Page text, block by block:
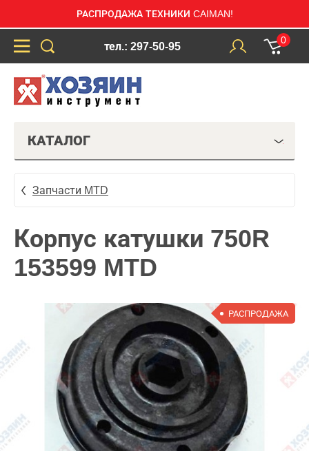
РАСПРОДАЖА ТЕХНИКИ CAIMAN!
тел.: 297-50-95
0
КАТАЛОГ
Запчасти MTD
Корпус катушки 750R
153599 MTD
РАСПРОДАЖА